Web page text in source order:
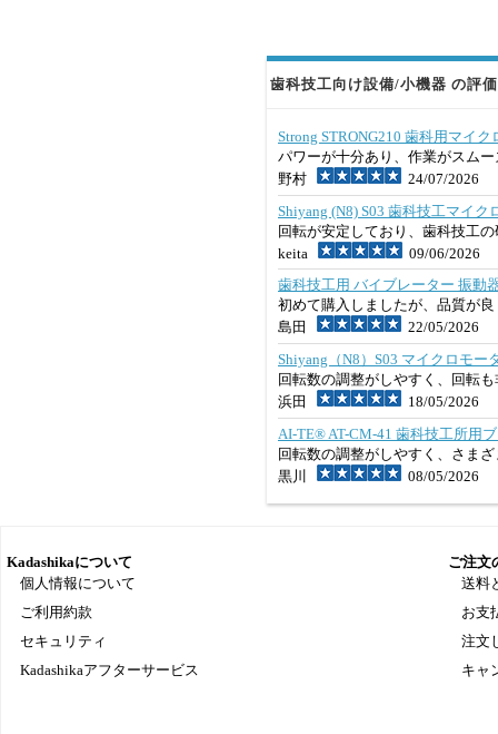
歯科技工向け設備/小機器 の評
Strong STRONG210 歯科用マイ
パワーが十分あり、作業がスム
野村
24/07/2026
Shiyang (N8) S03 歯科技工マイ
回転が安定しており、歯科技工
keita
09/06/2026
歯科技工用 バイブレーター 振動
初めて購入しましたが、品質が
島田
22/05/2026
Shiyang（N8）S03 マイクロモー
回転数の調整がしやすく、回転
浜田
18/05/2026
AI-TE® AT-CM-41 歯科技工所用
回転数の調整がしやすく、さま
黒川
08/05/2026
Kadashikaについて
個人情報について
ご利用約款
セキュリティ
Kadashikaアフターサービス
ご注文
送料
お支
注文
キャ